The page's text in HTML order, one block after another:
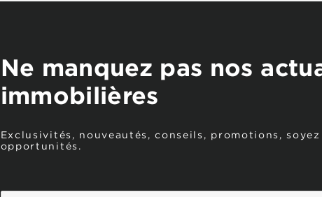
Ne manquez pas nos
immobilières
Exclusivités, nouveautés, conseils, promotions,
opportunités.